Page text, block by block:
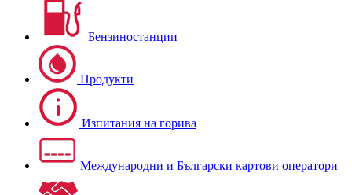
Бензиностанции
Продукти
Изпитания на горива
Международни и Български картови оператори